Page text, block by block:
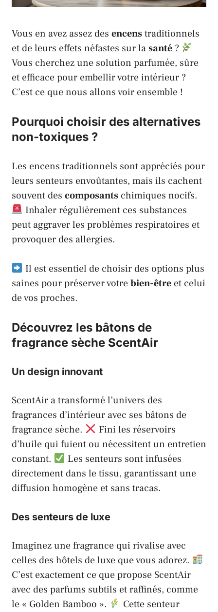
Vous en avez assez des encenstraditionnels
et de leurs effets néfastes sur lasanté ?
Vous cherchez une solution parfumée, sûre
et efficace pour embellir votre intérieur ?
C’est ce que nous allons voir ensemble !
Pourquoi choisir des alternatives
non-toxiques ?
Les encens traditionnels sont appréciés pour
leurs senteurs envoûtantes, mais ils cachent
souvent des composants chimiques nocifs.
Inhaler régulièrement ces substances
peut aggraver les problèmes respiratoires et
provoquer des allergies.
Il est essentiel de choisir des options plus
saines pour préserver votrebien-être et celui
de vos proches.
Découvrez les bâtons de
fragrance sèche ScentAir
Un design innovant
ScentAir a transformé l’univers des
fragrances d’intérieur avec ses bâtons de
fragrance sèche.
Fini les réservoirs
d’huile qui fuient ou nécessitent un entretien
constant.
Les senteurs sont infusées
directement dans le tissu, garantissant une
diffusion homogène et sans tracas.
Des senteurs de luxe
Imaginez une fragrance qui rivalise avec
celles des hôtels de luxe que vous adorez.
C’est exactement ce que propose ScentAir
avec des parfums subtils et raffinés, comme
le « Golden Bamboo ».
Cette senteur